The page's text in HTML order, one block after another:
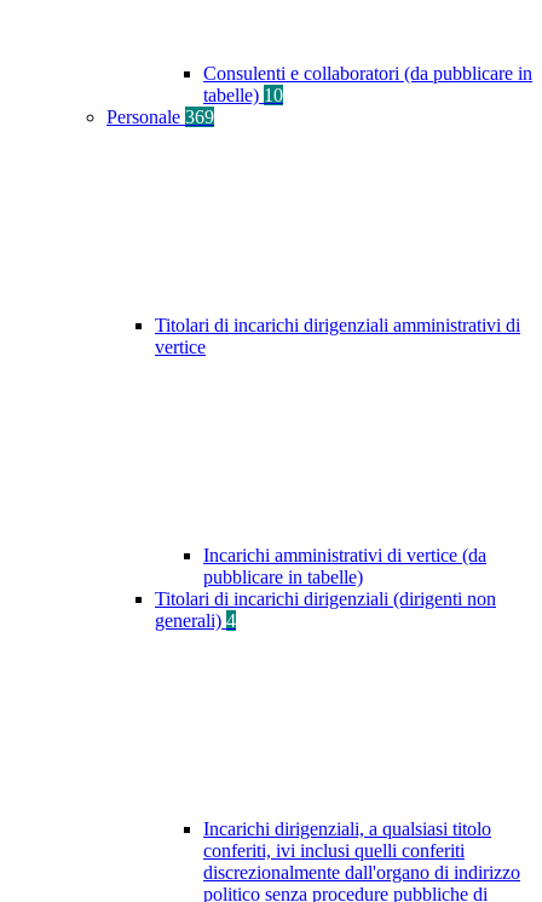
Consulenti e collaboratori (da pubblicare in
tabelle) 10
Personale 369
Titolari di incarichi dirigenziali amministrativi di
vertice
Incarichi amministrativi di vertice (da
pubblicare in tabelle)
Titolari di incarichi dirigenziali (dirigenti non
generali) 4
Incarichi dirigenziali, a qualsiasi titolo
conferiti, ivi inclusi quelli conferiti
discrezionalmente dall'organo di indirizzo
politico senza procedure pubbliche di